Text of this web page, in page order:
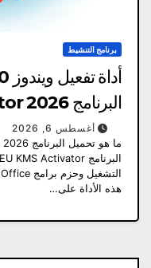
برنامج التنشيط
البرنامج HEU KMS Activator 2026
أغسطس 6, 2026
هذه الأداة على…